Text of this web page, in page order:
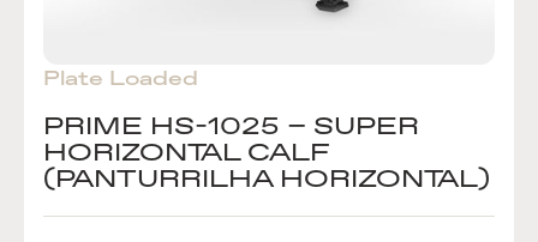
Plate Loaded
PRIME HS-1025 – SUPER
HORIZONTAL CALF
(PANTURRILHA HORIZONTAL)